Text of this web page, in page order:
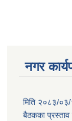
नगर
मिति २०८३/
बैठकका प्रस्ताव